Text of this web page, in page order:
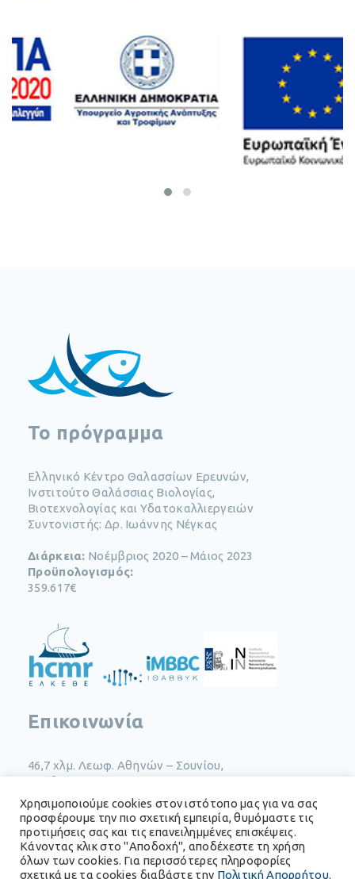
To πρόγραμμα
Ελληνικό Κέντρο Θαλασσίων Ερευνών,
Ινστιτούτο Θαλάσσιας Βιολογίας,
Βιοτεχνολογίας και Υδατοκαλλιεργειών
Συντονιστής: Δρ. Ιωάννης Νέγκας
Διάρκεια: Νοέμβριος 2020 – Μάιος 2023
Προϋπολογισμός:
359.617€
Επικοινωνία
46,7 χλμ. Λεωφ. Αθηνών – Σουνίου​,
Ανάβυσσος, Τ.Κ. 19013
+30 22910 76495
Mob: +30 6977009715
Email:jnegas@hcmr.gr
Skype:ioannis.nengas
Χρησιμοποιούμε cookies στον ιστότοπο μας για να σας
προσφέρουμε την πιο σχετική εμπειρία, θυμόμαστε τις
προτιμήσεις σας και τις επανειλημμένες επισκέψεις.
Κάνοντας κλικ στο "Αποδοχή", αποδέχεστε τη χρήση
όλων των cookies. Για περισσότερες πληροφορίες
σχετικά με τα cookies διαβάστε την Πολιτική Απορρήτου.